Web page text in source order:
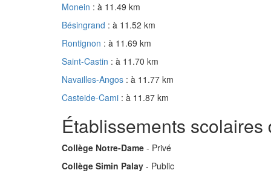
Monein : à 11.49 km
Bésingrand : à 11.52 km
Rontignon : à 11.69 km
Saint-Castin : à 11.70 km
Navailles-Angos : à 11.77 km
Casteide-Cami : à 11.87 km
Établissements scolaires
Collège Notre-Dame - Privé
Collège Simin Palay - Public